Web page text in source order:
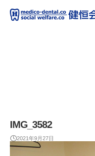
IMG_3582
2021年9月27日